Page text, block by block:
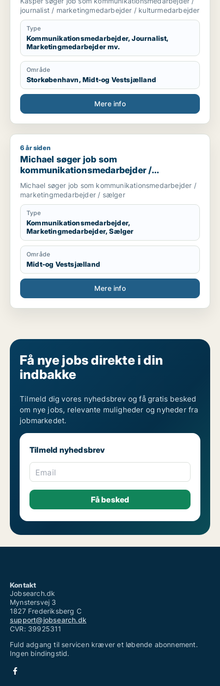
udpræget humoristisk sans- og en skarp kant, hvor
det er påkrævet.
kulturmedarbejder
journalist / marketingmedarbejder / kulturmedarbejder
Type
Kommunikationsmedarbejder, Journalist,
Marketingmedarbejder mv.
Område
Storkøbenhavn, Midt-og Vestsjælland
Mere info
Michael søger job som kommunikationsmedarbejder /
6 år siden
Michael søger job som
kommunikationsmedarbejder /
marketingmedarbejder / sælger
Michael søger job som kommunikationsmedarbejder /
marketingmedarbejder / sælger
Type
Kommunikationsmedarbejder,
Marketingmedarbejder, Sælger
Område
Midt-og Vestsjælland
Mere info
Få nye jobs direkte i din
indbakke
Tilmeld dig vores nyhedsbrev og få gratis besked
om nye jobs, relevante muligheder og nyheder fra
jobmarkedet.
Tilmeld nyhedsbrev
Email
Kontakt
Jobsearch.dk
Mynstersvej 3
1827 Frederiksberg C
support@jobsearch.dk
CVR: 39925311
Fuld adgang til servicen kræver et løbende abonnement.
Ingen bindingstid.